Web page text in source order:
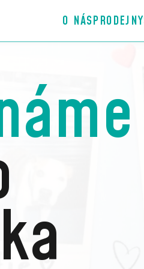
O NÁSPRODEJNY